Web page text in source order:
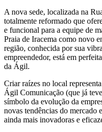
A nova sede, localizada na
totalmente reformado que
e funcional para a equipe de
Praia de Iracema como novo
região, conhecida por sua
empreendedor, está em
da Ágil.
Criar raízes no local
Ágil Comunicação (que já
símbolo da evolução da
novas tendências do mercado
ainda mais inovadoras e